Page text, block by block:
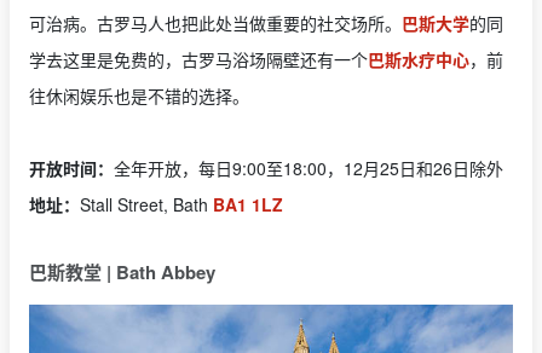
可治病。古罗马人也把此处当做重要的社交场所。 巴斯大学的同
学去这里是免费的，古罗马浴场隔壁还有一个巴斯水疗中心，前
往休闲娱乐也是不错的选择。
开放时间： 全年开放，每日9:00至18:00，12月25日和26日除外
地址： Stall Street, Bath BA1 1LZ
巴斯教堂 | Bath Abbey